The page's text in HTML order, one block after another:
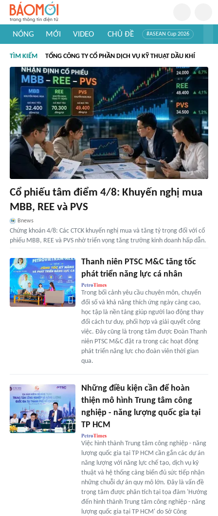
NÓNG MỚI VIDEO CHỦ ĐỀ #ASEAN Cup 2026
#Khám phá thế giới
TÌM KIẾM TỔNG CÔNG TY CỔ PHẦN DỊCH VỤ KỸ THUẬT DẦU KHÍ
Cổ phiếu tâm điểm 4/8: Khuyến nghị mua
MBB, REE và PVS
Bnews
Chứng khoán 4/8: Các CTCK khuyến nghị mua và tăng tỷ trọng đối với cổ
phiếu MBB, REE và PVS nhờ triển vọng tăng trưởng kinh doanh hấp dẫn.
Thanh niên PTSC M&C tăng tốc
phát triển năng lực cá nhân
Trong bối cảnh yêu cầu chuyên môn, chuyển
đổi số và khả năng thích ứng ngày càng cao,
học tập là nền tảng giúp người lao động thay
đổi cách tư duy, phối hợp và giải quyết công
việc. Đây cũng là trọng tâm được Đoàn Thanh
niên PTSC M&C đặt ra trong các hoạt động
phát triển năng lực cho đoàn viên thời gian
qua.
Những điều kiện cần để hoàn
thiện mô hình Trung tâm công
nghiệp - năng lượng quốc gia tại
TP HCM
Việc hình thành Trung tâm công nghiệp - năng
lượng quốc gia tại TP HCM cần gắn các dự án
năng lượng với năng lực chế tạo, dịch vụ kỹ
thuật và hệ thống cảng biển đủ sức tiếp nhận
những chuỗi dự án quy mô lớn. Đây là vấn đề
trọng tâm được phân tích tại tọa đàm 'Hướng
đến hình thành Trung tâm công nghiệp - năng
lượng quốc gia tại TP HCM' do Sở Công